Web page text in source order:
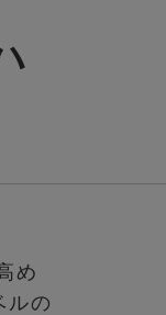
め
ルの